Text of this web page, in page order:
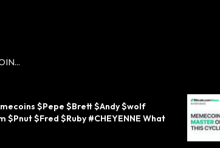
$Pepe $Brett $Andy $wolf
$Fred $Ruby #CHEYENNE What